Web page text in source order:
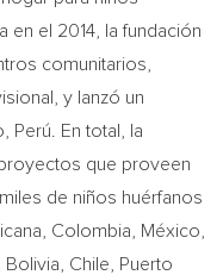
en el 2014, la fundación
comunitarios,
y lanzó un
Perú. En total, la
que proveen
de niños huérfanos
Colombia , México,
Bolivia Chile
Puerto